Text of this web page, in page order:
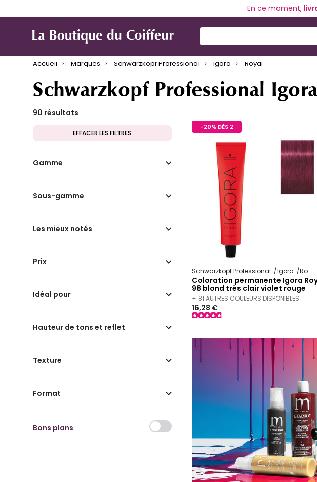
En ce moment,
Accueil
Marques Schwarzkopf Professional Igora Royal
Schwarzkopf Professional
90 résultats
EFFACER LES FILTRES
Gamme
Sous-gamme
Les mieux notés
Prix
Idéal pour
Hauteur de tons et reflet
Texture
Format
Bons plans
-20% DÈS 2
Schwarzkopf Professional Igora Royal
Coloration permanente Igora
98 blond très clair violet rouge
+ 81 AUTRES COULEURS DISPONIBLES
16,28 €